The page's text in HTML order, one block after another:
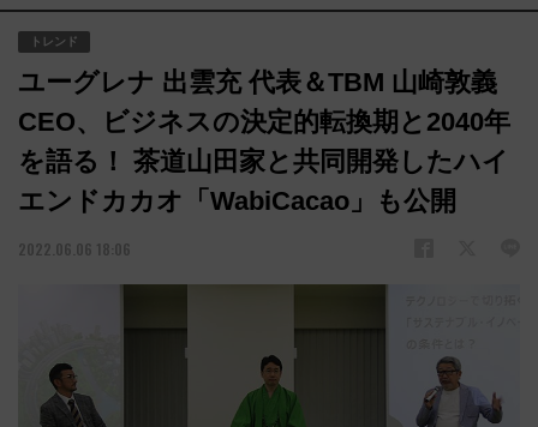
トレンド
ユーグレナ 出雲充 代表＆TBM 山崎敦義
CEO、ビジネスの決定的転換期と2040年
を語る！ 茶道山田家と共同開発したハイ
エンドカカオ「WabiCacao」も公開
2022.06.06 18:06